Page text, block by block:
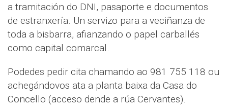
a tramitación do DNI, pasaporte e documentos
de estranxería. Un servizo para a veciñanza de
toda a bisbarra, afianzando o papel carballés
como capital comarcal.
Podedes pedir cita chamando ao 981 755 118 ou
achegándovos ata a planta baixa da Casa do
Concello (acceso dende a rúa Cervantes).